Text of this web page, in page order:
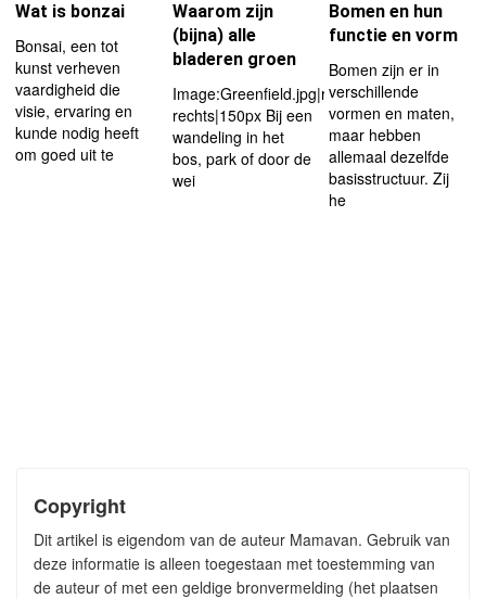
Wat is bonzai
Bonsai, een tot
kunst verheven
vaardigheid die
visie, ervaring en
kunde nodig heeft
om goed uit te
Waarom zijn
(bijna) alle
bladeren groen
Image:Greenfield.jpg|right|afbeelding
rechts|150px Bij een
wandeling in het
bos, park of door de
wei
Bomen en hun
functie en vorm
Bomen zijn er in
verschillende
vormen en maten,
maar hebben
allemaal dezelfde
basisstructuur. Zij
he
Copyright
Dit artikel is eigendom van de auteur Mamavan. Gebruik van
deze informatie is alleen toegestaan met toestemming van
de auteur of met een geldige bronvermelding (het plaatsen